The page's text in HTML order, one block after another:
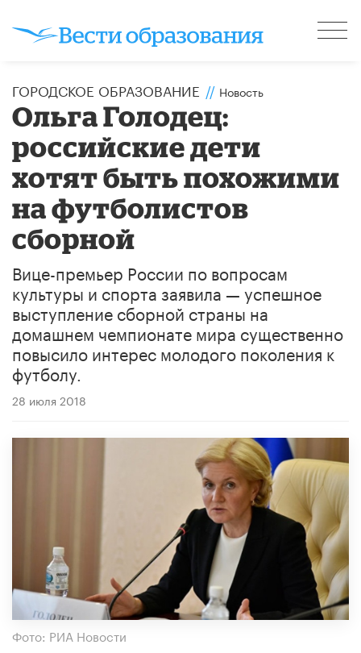
ГОРОДСКОЕ ОБРАЗОВАНИЕ // Новость
Ольга ​Голодец:
российские дети
хотят быть похожими
на футболистов
сборной
Вице-премьер России по вопросам
культуры и спорта заявила — успешное
выступление сборной страны на
домашнем чемпионате мира существенно
повысило интерес молодого поколения к
футболу.
28 июля 2018
Фото: РИА Новости